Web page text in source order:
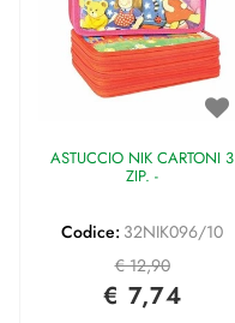
ASTUCCIO NIK CARTONI 3
ZIP. -
Codice: 32NIK096/10
€ 12,90
€ 7,74